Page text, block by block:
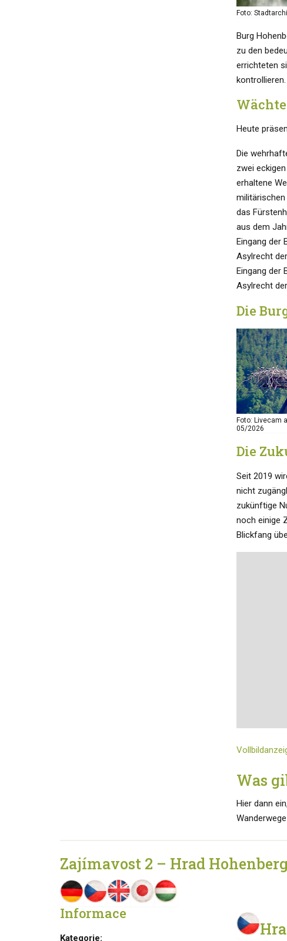
Foto:
Burg
zu den
errichteten
kontrollieren.
Heute
Die
zwei
erhaltene
das
aus dem
Eingang der
Asylrecht
Eingang der
Asylrecht
Die
Foto: Livecam
05/2026
Die
Seit 2019
nicht
zukünftige
noch einige
Blickfang
Was
Hier dann
Zajímavost 2 – Hrad
Informace
Kategorie: